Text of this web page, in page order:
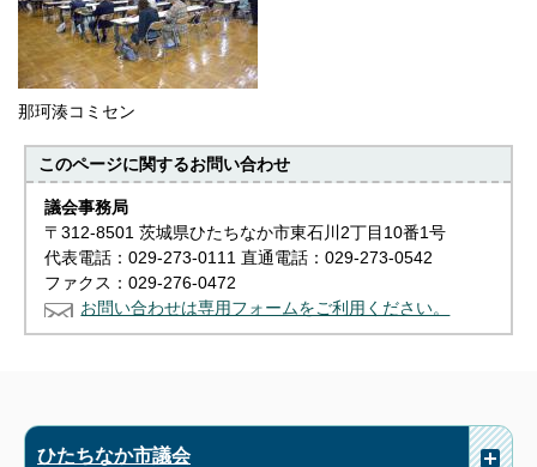
那珂湊コミセン
このページに関するお問い合わせ
議会事務局
〒312-8501 茨城県ひたちなか市東石川2丁目10番1号
代表電話：029-273-0111 直通電話：029-273-0542
ファクス：029-276-0472
お問い合わせは専用フォームをご利用ください。
ひたちなか市議会